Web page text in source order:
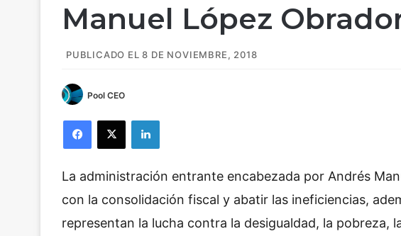
Manuel López
PUBLICADO EL 8 DE NOVIEMBRE, 2018
Pool CEO
La administración entrante encabezada por Andrés
con la consolidación fiscal y abatir las ineficiencias,
representan la lucha contra la desigualdad, la pobreza,